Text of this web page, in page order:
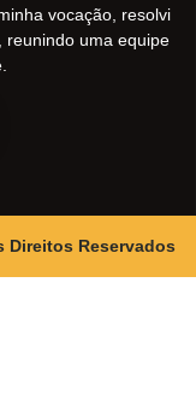
vocação, resolvi
uma equipe
Direitos Reservados